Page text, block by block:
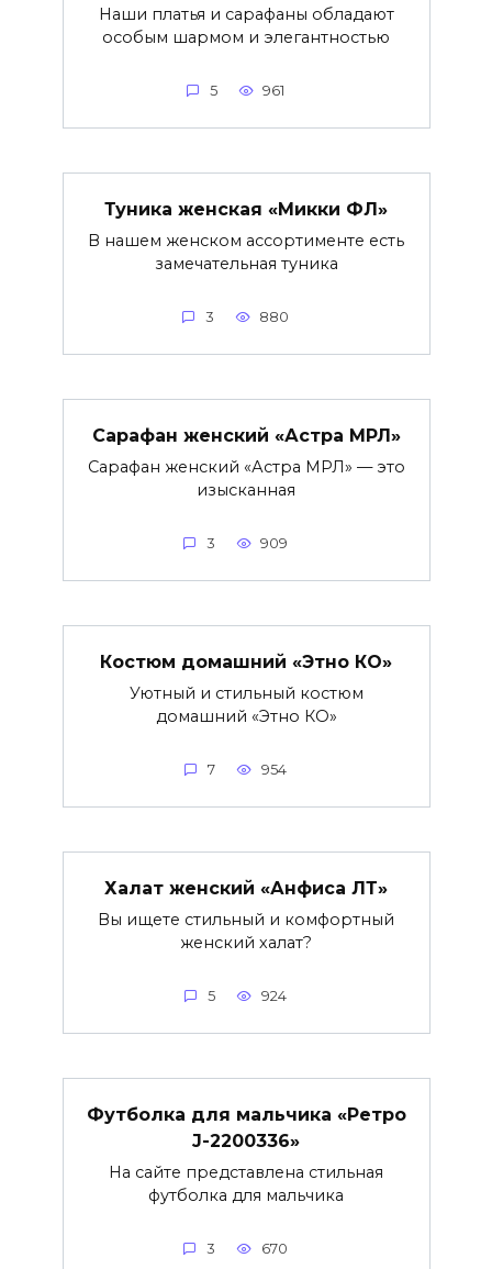
Наши платья и сарафаны обладают
особым шармом и элегантностью
5 961
Туника женская «Микки ФЛ»
В нашем женском ассортименте есть
замечательная туника
3 880
Сарафан женский «Астра МРЛ»
Сарафан женский «Астра МРЛ» — это
изысканная
3 909
Костюм домашний «Этно КО»
Уютный и стильный костюм
домашний «Этно КО»
7 954
Халат женский «Анфиса ЛТ»
Вы ищете стильный и комфортный
женский халат?
5 924
Футболка для мальчика «Ретро
J-2200336»
На сайте представлена стильная
футболка для мальчика
3 670